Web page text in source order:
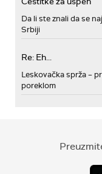
Da li ste znali da se
Srbiji
Re: Eh...
Leskovačka sprža –
poreklom